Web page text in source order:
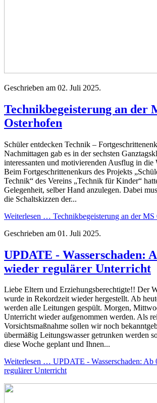
Geschrieben am 02. Juli 2025.
Technikbegeisterung an der
Osterhofen
Schüler entdecken Technik –
Nachmittagen gab es in der sechsten
interessanten und motivierenden Ausflug in die
Beim Fortgeschrittenenkurs des Projekts
Technik“ des Vereins „Technik für Kinder“
Gelegenheit, selber Hand anzulegen. Dabei
die Schaltskizzen der...
Weiterlesen … Technikbegeisterung an der MS
Geschrieben am 01. Juli 2025.
UPDATE - Wasserschaden:
wieder regulärer Unterricht
Liebe Eltern und Erziehungsberechtigte!! Der
wurde in Rekordzeit wieder hergestellt. Ab
werden alle Leitungen gespült. Morgen,
Unterricht wieder aufgenommen werden. Als
Vorsichtsmaßnahme sollen wir noch
übermäßig Leitungswasser getrunken werden
diese Woche geplant und Ihnen...
Weiterlesen … UPDATE - Wasserschaden: Ab
regulärer Unterricht